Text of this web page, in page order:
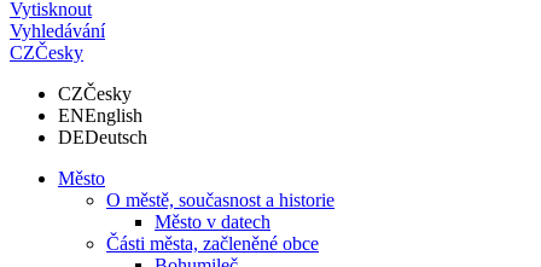
Vytisknout
Vyhledávání
CZČesky
CZČesky
ENEnglish
DEDeutsch
Město
O městě, současnost a historie
Město v datech
Části města, začleněné obce